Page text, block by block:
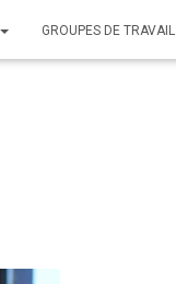
GROUPES DE TRAVAIL